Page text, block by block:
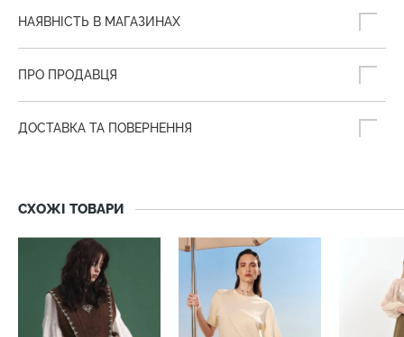
НАЯВНІСТЬ В МАГАЗИНАХ
ПРО ПРОДАВЦЯ
ДОСТАВКА ТА ПОВЕРНЕННЯ
СХОЖІ ТОВАРИ